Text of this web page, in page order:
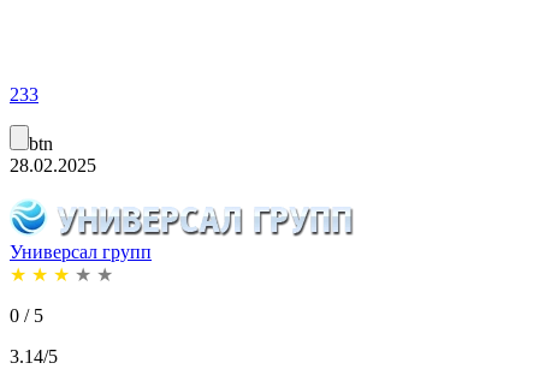
233
btn
28.02.2025
Универсал групп
★ ★ ★ ★ ★
0 / 5
3.14/5